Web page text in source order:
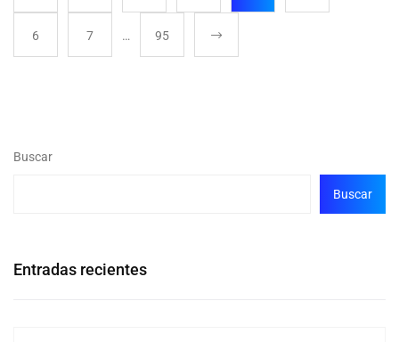
6 7 … 95
Buscar
Buscar
Entradas recientes